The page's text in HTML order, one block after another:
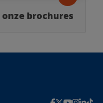
brochures